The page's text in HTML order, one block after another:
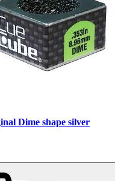
Dime shape silver